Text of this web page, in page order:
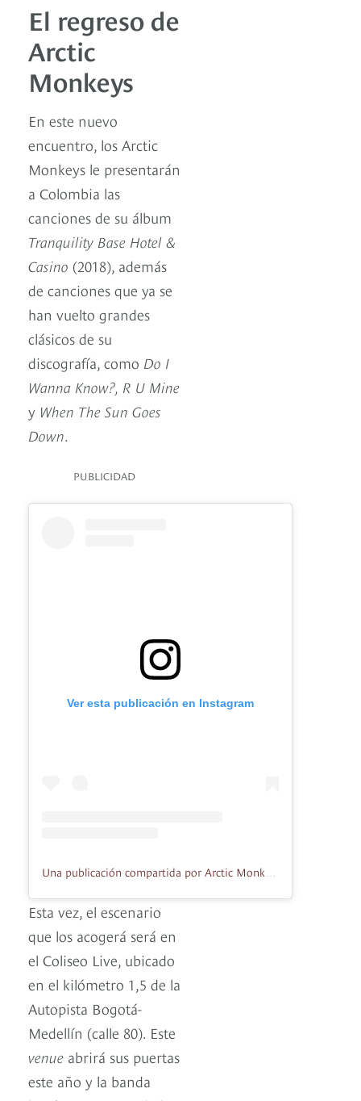
El regreso de
Arctic
Monkeys
En este nuevo
encuentro, los Arctic
Monkeys le presentarán
a Colombia las
canciones de su álbum
Tranquility Base Hotel &
Casino (2018), además
de canciones que ya se
han vuelto grandes
clásicos de su
discografía, como Do I
Wanna Know?, R U Mine
y When The Sun Goes
Down.
PUBLICIDAD
Ver esta publicación en Instagram
Esta vez, el escenario
que los acogerá será en
el Coliseo Live, ubicado
en el kilómetro 1,5 de la
Autopista Bogotá-
Medellín (calle 80). Este
venue abrirá sus puertas
este año y la banda